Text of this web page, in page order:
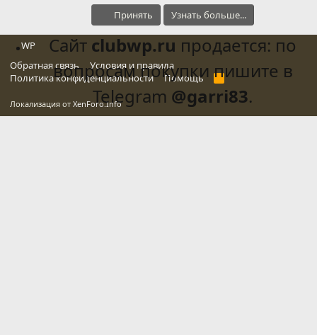
WP
Обратная связь
Условия и правила
Политика конфиденциальности
Помощь
R
S
Локализация от XenForo.Info
Принять Узнать больше...
Сайт clubwp.ru продается: по
вопросам покупки пишите в
Telegram @garri83.